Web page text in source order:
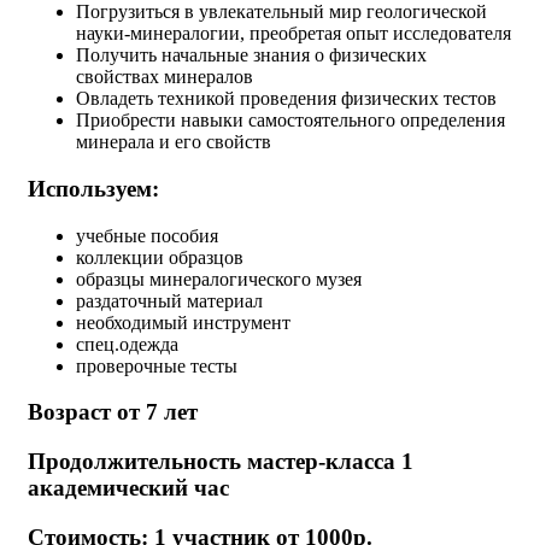
Погрузиться в увлекательный мир геологической
науки-минералогии, преобретая опыт исследователя
Получить начальные знания о физических
свойствах минералов
Овладеть техникой проведения физических тестов
Приобрести навыки самостоятельного определения
минерала и его свойств
Используем:
учебные пособия
коллекции образцов
образцы минералогического музея
раздаточный материал
необходимый инструмент
спец.одежда
проверочные тесты
Возраст от 7 лет
Продолжительность мастер-класса 1
академический час
Стоимость: 1 участник от 1000р.